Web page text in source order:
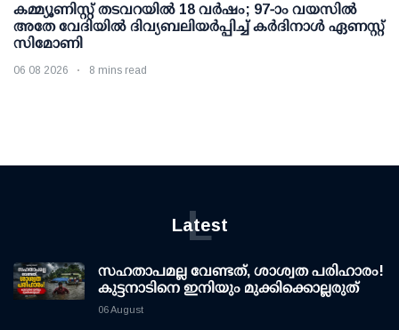
കമ്മ്യൂണിസ്റ്റ് തടവറയില്‍ 18 വര്‍ഷം; 97-ാം വയസില്‍
അതേ വേദിയില്‍ ദിവ്യബലിയര്‍പ്പിച്ച് കര്‍ദിനാള്‍ ഏണസ്റ്റ്
സിമോണി
06 08 2026 8 mins read
Latest
L
സഹതാപമല്ല വേണ്ടത്, ശാശ്വത പരിഹാരം!
കുട്ടനാടിനെ ഇനിയും മുക്കിക്കൊല്ലരുത്
06 August